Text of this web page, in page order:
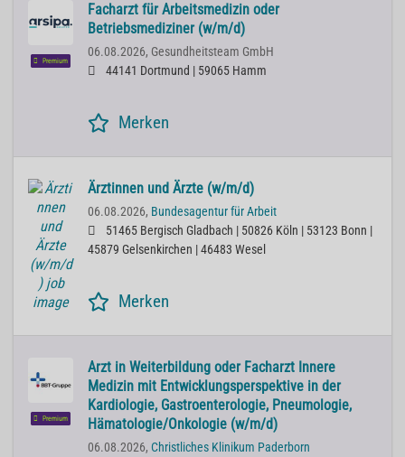
Premium
Facharzt für Arbeitsmedizin oder
Betriebsmediziner (w/m/d)
06.08.2026, Gesundheitsteam GmbH
44141 Dortmund | 59065 Hamm
Merken
Ärztinnen und Ärzte (w/m/d)
06.08.2026, Bundesagentur für Arbeit
51465 Bergisch Gladbach | 50826 Köln | 53123 Bonn |
45879 Gelsenkirchen | 46483 Wesel
Merken
Premium
Arzt in Weiterbildung oder Facharzt Innere
Medizin mit Entwicklungsperspektive in der
Kardiologie, Gastroenterologie, Pneumologie,
Hämatologie/Onkologie (w/m/d)
06.08.2026, Christliches Klinikum Paderborn